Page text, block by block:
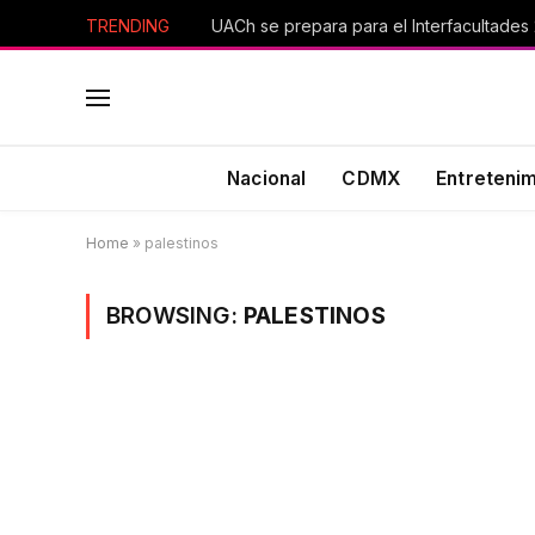
TRENDING UACh se prepara para el Interfacultades
Nacional CDMX
Home » palestinos
BROWSING: PALESTINOS